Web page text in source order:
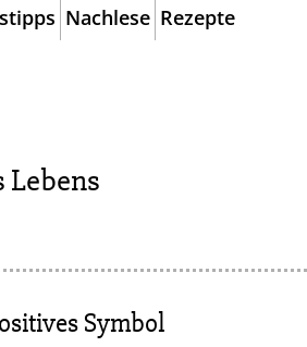
Nachlese Rezepte
Lebens
Symbol